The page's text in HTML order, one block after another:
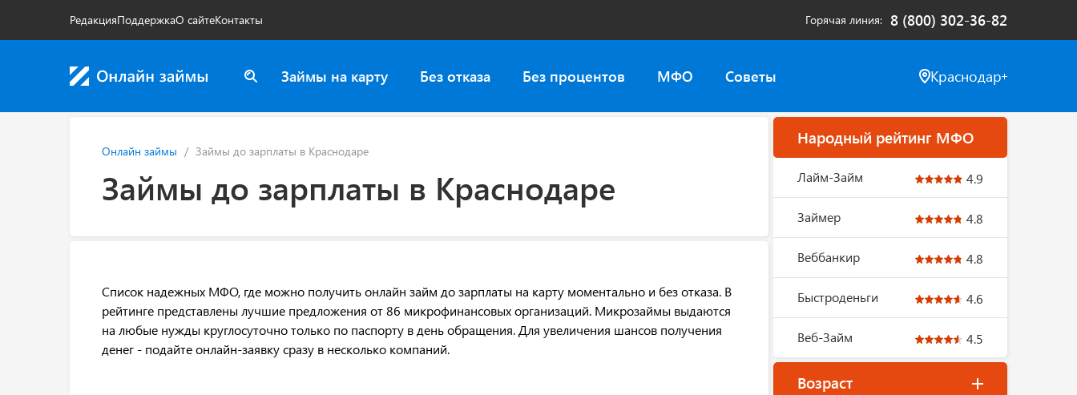
РедакцияПоддержкаО сайтеКонтакты Горячая линия 8 (800) 302-36-82
Займы на карту Без отказа Без процентов МФО Советы Краснодар
Онлайн займы Займы до зарплаты в Краснодаре
Займы до зарплаты в Краснодаре
Список надежных МФО, где можно получить онлайн займ до зарплаты на карту моментально и без отказа. В
рейтинге представлены лучшие предложения от 86 микрофинансовых организаций. Микрозаймы выдаются
на любые нужды круглосуточно только по паспорту в день обращения. Для увеличения шансов получения
денег - подайте онлайн-заявку сразу в несколько компаний.
Народный рейтинг МФО
Лайм-Займ 4.9
Займер 4.8
Веббанкир 4.8
Быстроденьги 4.6
Веб-Займ 4.5
Возраст